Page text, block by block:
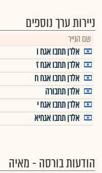
ניירות ערך נוספים
שם הנייר
אלדן תחבו אגח ו
אלדן תחבו אגח ז
אלדן תחבו אגח ח
אלדן תחבורה
אלדן תחבו אגח י
אלדן תחבו אגחיא
הודעות בורסה - מאיה